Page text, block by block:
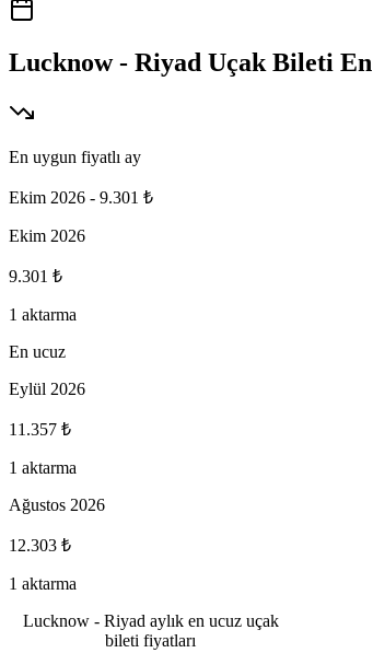
Lucknow - Riyad Uçak Bileti
En uygun fiyatlı ay
Ekim 2026 - 9.301 ₺
Ekim 2026
9.301 ₺
1 aktarma
En ucuz
Eylül 2026
11.357 ₺
1 aktarma
Ağustos 2026
12.303 ₺
1 aktarma
Lucknow - Riyad aylık en ucuz uçak
bileti fiyatları